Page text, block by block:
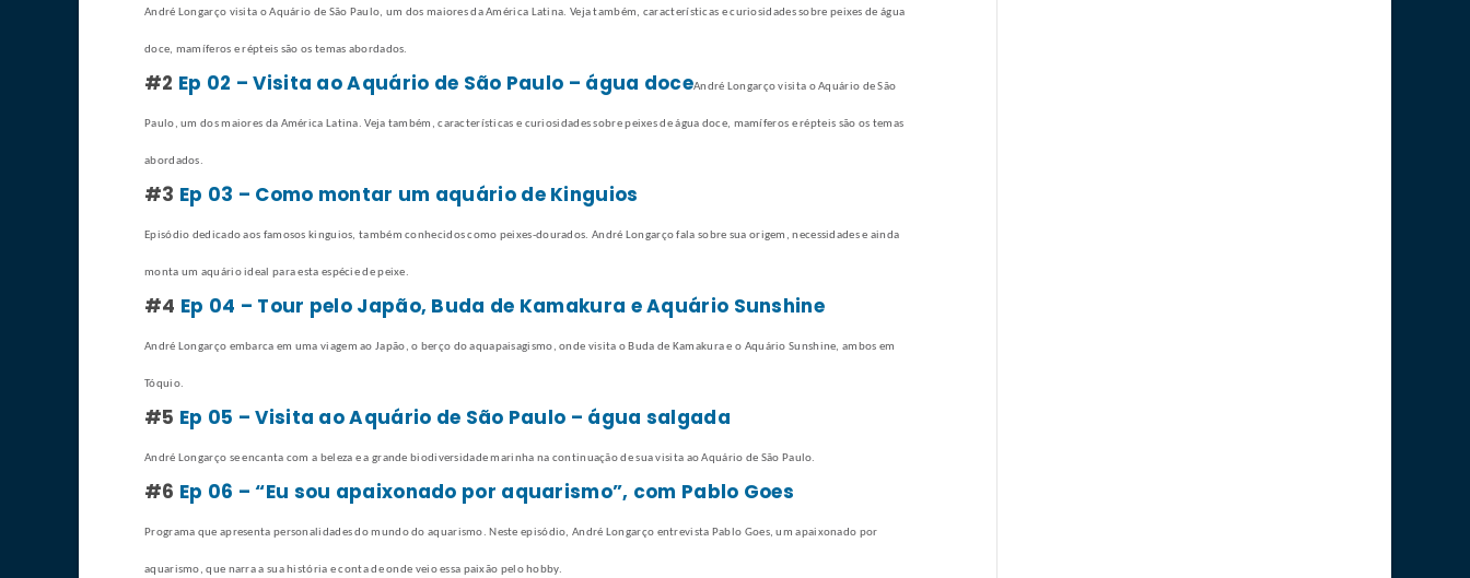
André Longarço visita o Aquário de São Paulo, um dos maiores da América Latina. Veja também, características e curiosidades sobre peixes de água
doce, mamíferos e répteis são os temas abordados.
#2 Ep 02 – Visita ao Aquário de São Paulo – água doceAndré Longarço visita o Aquário de São
Paulo, um dos maiores da América Latina. Veja também, características e curiosidades sobre peixes de água doce, mamíferos e répteis são os temas
abordados.
#3 Ep 03 – Como montar um aquário de Kinguios
Episódio dedicado aos famosos kinguios, também conhecidos como peixes-dourados. André Longarço fala sobre sua origem, necessidades e ainda
monta um aquário ideal para esta espécie de peixe.
#4 Ep 04 – Tour pelo Japão, Buda de Kamakura e Aquário Sunshine
André Longarço embarca em uma viagem ao Japão, o berço do aquapaisagismo, onde visita o Buda de Kamakura e o Aquário Sunshine, ambos em
Tóquio.
#5 Ep 05 – Visita ao Aquário de São Paulo – água salgada
André Longarço se encanta com a beleza e a grande biodiversidade marinha na continuação de sua visita ao Aquário de São Paulo.
#6 Ep 06 – “Eu sou apaixonado por aquarismo”, com Pablo Goes
Programa que apresenta personalidades do mundo do aquarismo. Neste episódio, André Longarço entrevista Pablo Goes, um apaixonado por
aquarismo, que narra a sua história e conta de onde veio essa paixão pelo hobby.